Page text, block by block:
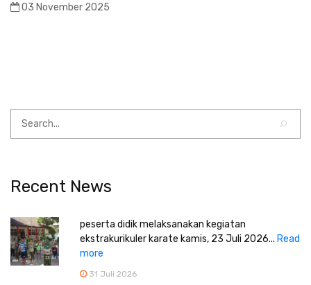
03 November 2025
Recent News
peserta didik melaksanakan kegiatan
ekstrakurikuler karate kamis, 23 Juli 2026... Read
more
31 Juli 2026